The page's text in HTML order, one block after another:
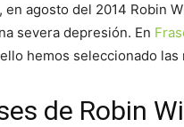
en agosto del 2014 Robin
severa depresión. En
hemos seleccionado
de Robin